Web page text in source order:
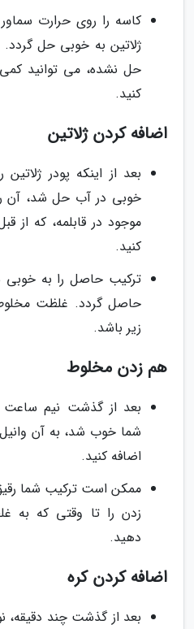
کاسه را روی حرارت
ژلاتین به خوبی حل
حل نشده، می توانید
کنید.
اضافه کردن ژلاتین
بعد از اینکه پودر
خوبی در آب حل شد، آن
موجود در قابلمه، که از
کنید.
ترکیب حاصل را به خوبی
حاصل گردد. غلظت
زیر باشد.
هم زدن مخلوط
بعد از گذشت نیم
شما خوب شد، به آن
اضافه کنید.
ممکن است ترکیب شما
زدن را تا وقتی که به
دهید.
اضافه کردن کره
بعد از گذشت چند دقیقه،